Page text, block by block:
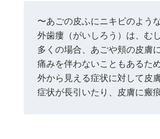
外歯瘻（がいしろう）は、む
多くの場合、あごや頬の皮膚
痛みを伴わないこともあるた
外から見える症状に対して皮
症状が長引いたり、皮膚に瘢